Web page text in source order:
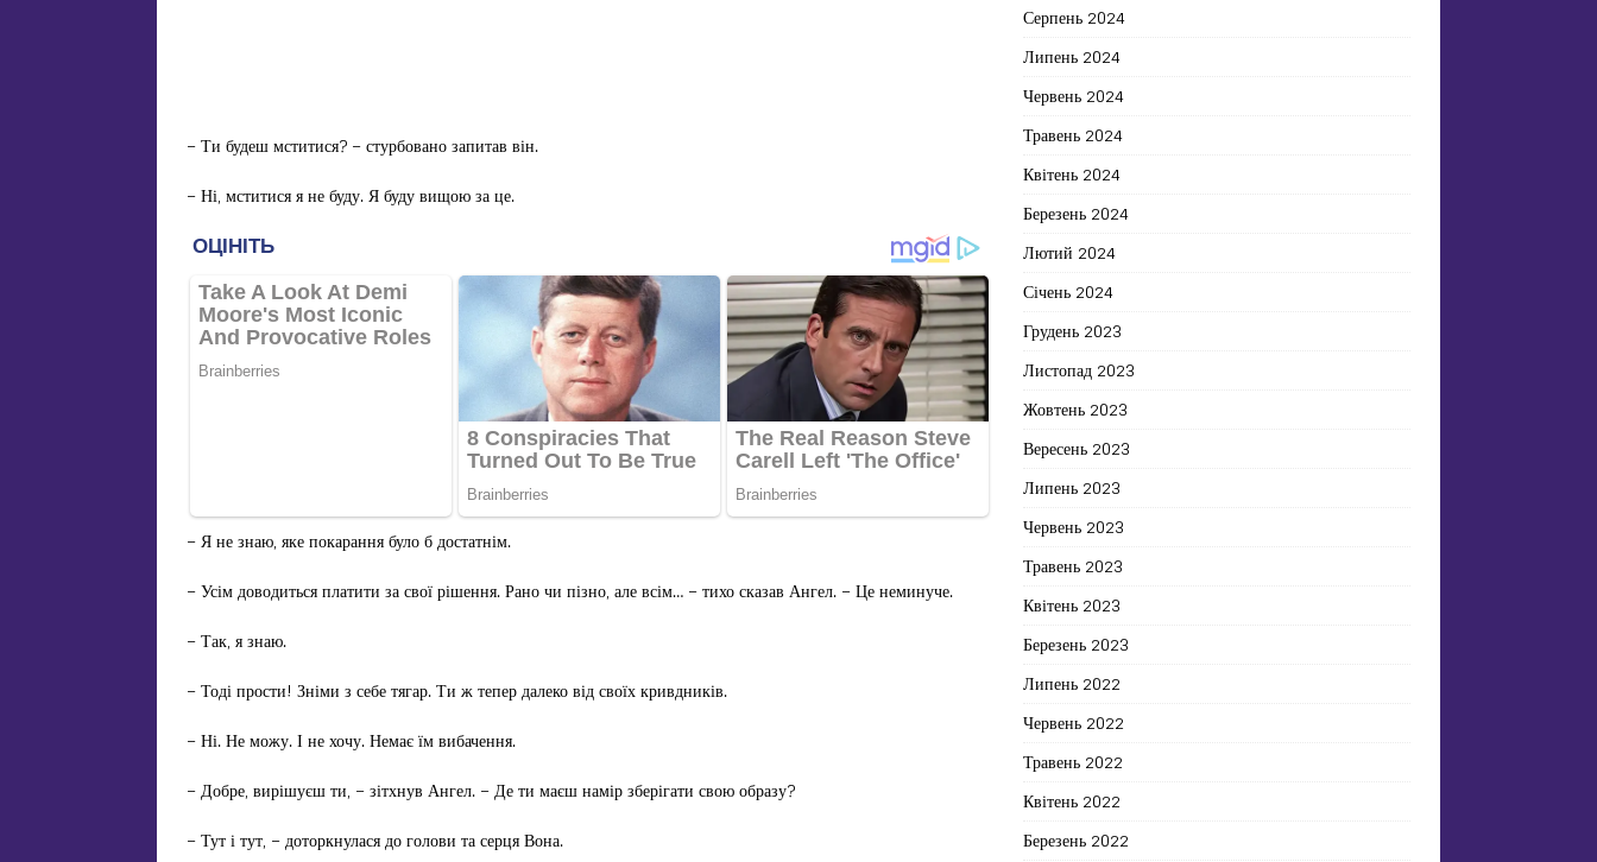
– Ти будеш мститися? – стурбовано запитав він.
– Ні, мститися я не буду. Я буду вищою за це.
– Я не знаю, яке покарання було б достатнім.
– Усім доводиться платити за свої рішення. Рано чи пізно, але всім… – тихо сказав Ангел. – Це неминуче.
– Так, я знаю.
– Тоді прости! Зніми з себе тягар. Ти ж тепер далеко від своїх кривдників.
– Ні. Не можу. І не хочу. Немає їм вибачення.
– Добре, вирішуєш ти, – зітхнув Ангел. – Де ти маєш намір зберігати свою образу?
– Тут і тут, – доторкнулася до голови та серця Вона.
Серпень 2024
Липень 2024
Червень 2024
Травень 2024
Квітень 2024
Березень 2024
Лютий 2024
Січень 2024
Грудень 2023
Листопад 2023
Жовтень 2023
Вересень 2023
Липень 2023
Червень 2023
Травень 2023
Квітень 2023
Березень 2023
Липень 2022
Червень 2022
Травень 2022
Квітень 2022
Березень 2022